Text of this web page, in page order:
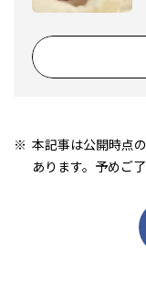
本記事は公開時点
あります。予めご